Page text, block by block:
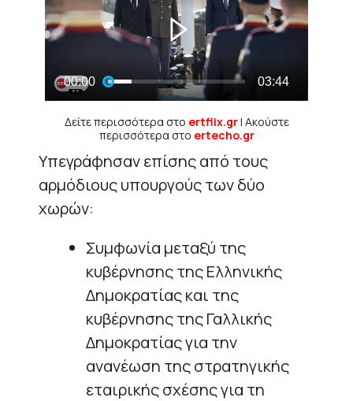
Δείτε περισσότερα στο ertflix.gr| Ακούστε
περισσότερα στο ertecho.gr
Υπεγράφησαν επίσης από τους
αρμόδιους υπουργούς των δύο
χωρών:
Συμφωνία μεταξύ της
κυβέρνησης της Ελληνικής
Δημοκρατίας και της
κυβέρνησης της Γαλλικής
Δημοκρατίας για την
ανανέωση της στρατηγικής
εταιρικής σχέσης για τη